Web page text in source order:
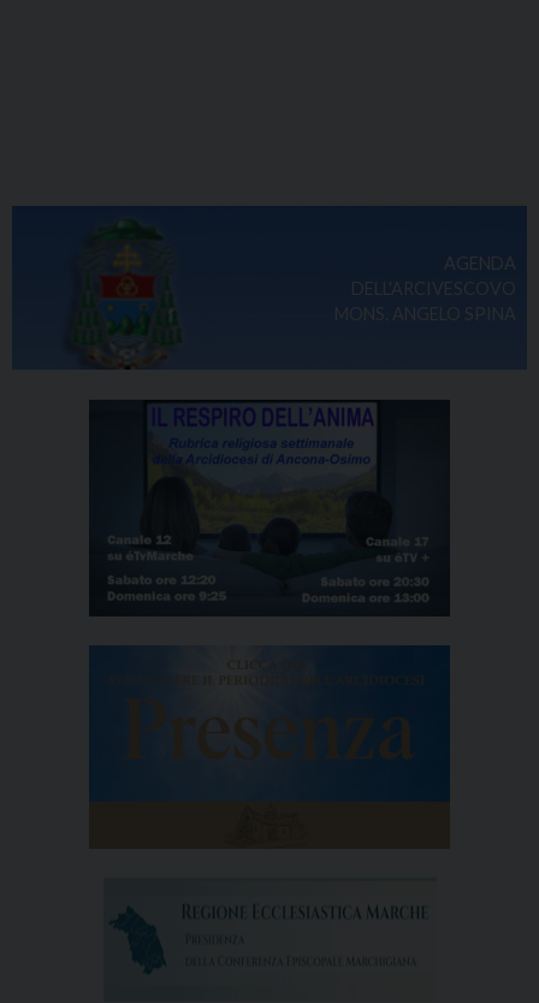
AGENDA
DELL'ARCIVESCOVO
MONS. ANGELO SPINA